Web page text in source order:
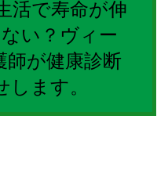
活で寿命が伸
い？ヴィー
師が健康診断
ます。